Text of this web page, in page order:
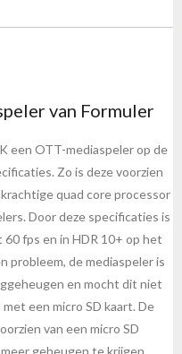
van Formuler
een OTT-mediaspeler op de
Zo is deze voorzien
quad core processor
Door deze specificaties is
fps en in HDR 10+ op het
probleem, de mediaspeler is
en mocht dit niet
een micro SD kaart. De
van een micro SD